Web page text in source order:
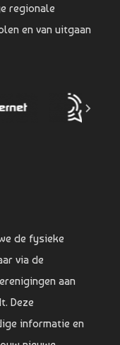
regionale
en van uitgaan
de fysieke
via de
aan
Deze
informatie en